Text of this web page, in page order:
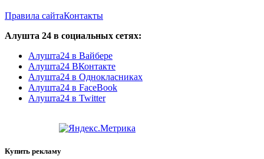
Правила сайтаКонтакты
Алушта 24 в социальных сетях:
Алушта24 в Вайбере
Алушта24 ВКонтакте
Алушта24 в Однокласниках
Алушта24 в FaceBook
Алушта24 в Twitter
Купить рекламу